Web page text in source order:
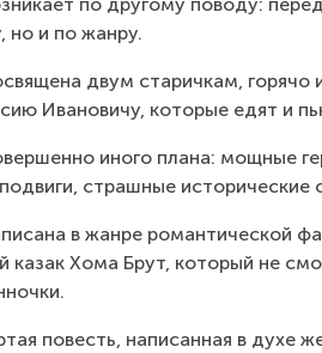
но и по жанру.
двум старичкам,
Ивановичу, которые едят и
иного плана: мощные
страшные исторические
в жанре романтической
казак Хома Брут, который не
повесть, написанная в духе